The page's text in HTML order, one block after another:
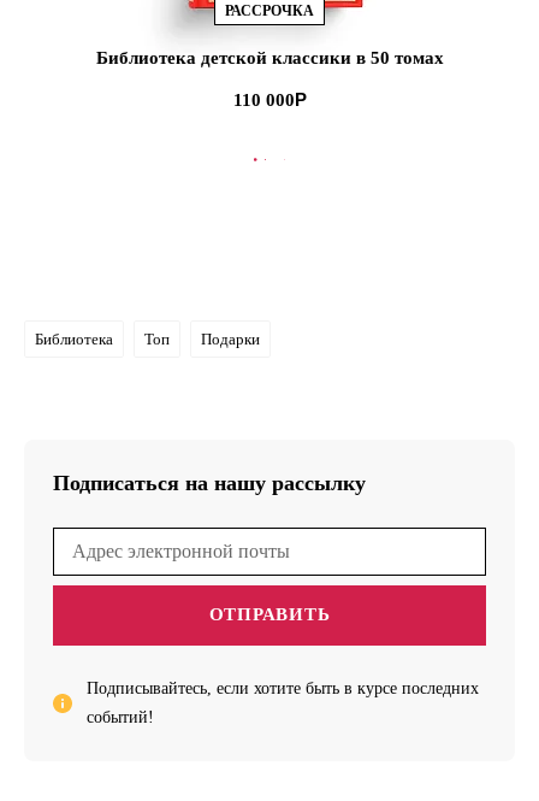
РАССРОЧКА
Библиотека детской классики в 50 томах
110 000
В КОРЗИНУ
Библиотека Топ Подарки
Подписаться на нашу рассылку
ОТПРАВИТЬ
Подписывайтесь, если хотите быть в курсе последних
событий!